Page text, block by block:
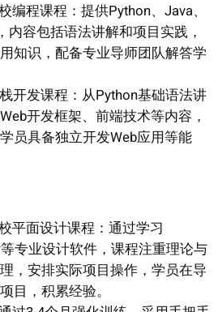
编程课程：提供Python、Java、
内容包括语法讲解和项目实践，
知识，配备专业导师团队解答学
开发课程：从Python基础语法讲
开发框架、前端技术等内容，
员具备独立开发Web应用等能
平面设计课程：通过学习
专业设计软件，课程注重理论与
，安排实际项目操作，学员在导
目，积累经验。